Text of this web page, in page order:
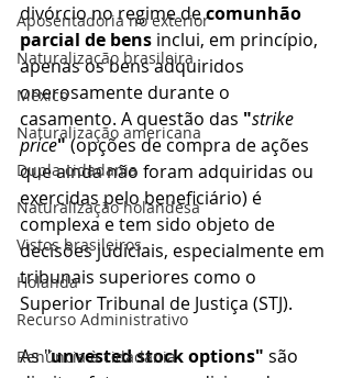
Aposentadoria no exterior
Naturalização brasileira
México
Naturalização americana
Dupla cidadania
Naturalização holandesa
Vistos brasileiros
Holanda
Recurso Administrativo
Renúncia à cidadania
divórcio no regime de comunhão
parcial de bens inclui, em princípio,
apenas os bens adquiridos
onerosamente durante o
casamento. A questão das "strike
price" (opções de compra de ações
que ainda não foram adquiridas ou
exercidas pelo beneficiário) é
complexa e tem sido objeto de
decisões judiciais, especialmente em
tribunais superiores como o
Superior Tribunal de Justiça (STJ).
As "unvested stock options" são